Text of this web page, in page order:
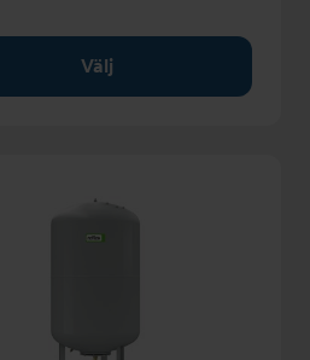
Välj